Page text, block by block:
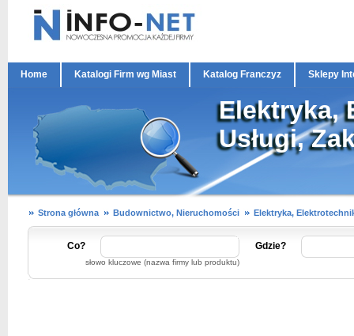
Home Katalogi Firm wg Miast Katalog Franczyz Sklepy
Elektryka,
Usługi,
Strona główna Budownictwo, Nieruchomości Elektryka,
Co?
słowo kluczowe (nazwa firmy lub produktu)
Gdzie?